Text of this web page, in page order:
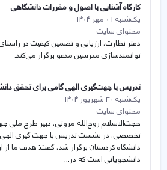
کارگاه آشنایی با اصول و مقررات دانشگاهی
یک‌شنبه 06 مهر 1404
محتوای سایت
دفتر نظارت، ارزیابی و تضمین کیفیت در
توانمندسازی مدرسین مدعو برگزار می‌کند.
تدریس با جهت‌گیری الهی گامی برای تحقق
یک‌شنبه 30 شهریور 1404
محتوای سایت
حجت‌الاسلام روح‌الله مروتی، دبیر طرح
تخصصی، در نشست تدریس با جهت گیری الهی
دانشگاه کردستان برگزار شد، گفت: هدف ما از
دانشجویانی است که در...